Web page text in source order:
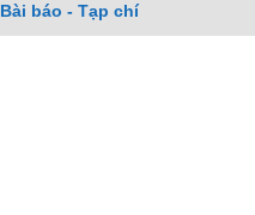
Bài báo - Tạp chí